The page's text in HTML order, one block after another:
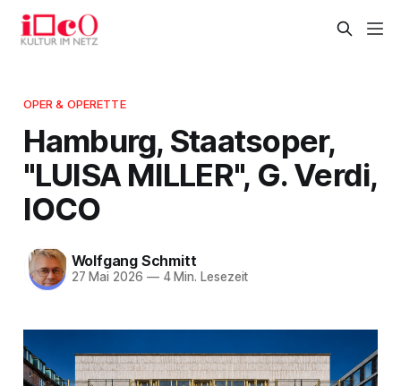
OPER & OPERETTE
Hamburg, Staatsoper,
"LUISA MILLER", G. Verdi,
IOCO
Wolfgang Schmitt
27 Mai 2026 —4 Min. Lesezeit